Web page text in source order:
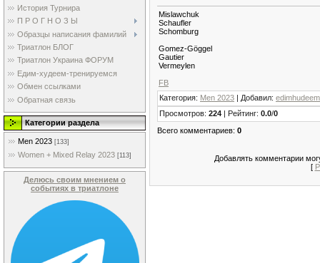
История Турнира
П Р О Г Н О З Ы
Образцы написания фамилий
Триатлон БЛОГ
Триатлон Украина ФОРУМ
Едим-худеем-тренируемся
Обмен ссылками
Обратная связь
Категории раздела
Men 2023 [133]
Women + Mixed Relay 2023 [113]
Делюсь своим мнением о
событиях в триатлоне
Mislawchuk
Schaufler
Schomburg
Gomez-Göggel
Gautier
Vermeylen
FB
Категория: Men 2023 | Добавил:
Просмотров: 224 | Рейтинг: 0.0/0
Всего комментариев: 0
Добавлять комментарии
[